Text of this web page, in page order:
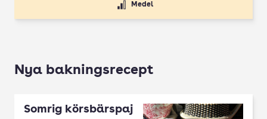
Medel
Nya bakningsrecept
Somrig körsbärspaj